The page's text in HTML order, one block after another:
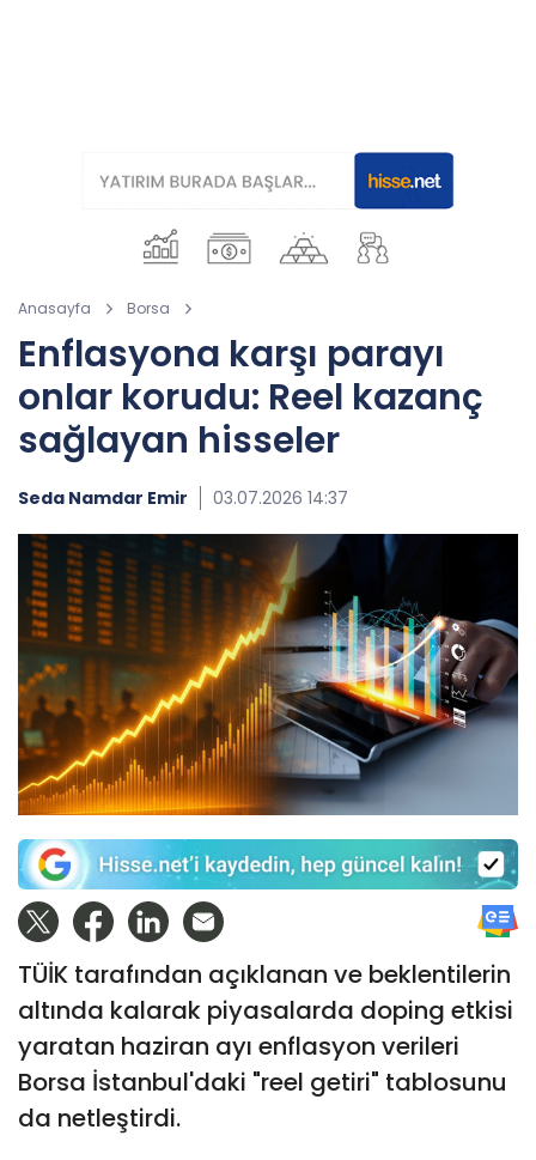
Anasayfa Borsa
Enflasyona karşı parayı
onlar korudu: Reel kazanç
sağlayan hisseler
Seda Namdar Emir 03.07.2026 14:37
TÜİK tarafından açıklanan ve beklentilerin
altında kalarak piyasalarda doping etkisi
yaratan haziran ayı enflasyon verileri
Borsa İstanbul'daki "reel getiri" tablosunu
da netleştirdi.